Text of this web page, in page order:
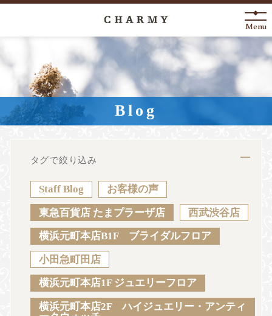
New Arrival
About
Engagement Ring
Anniversary
News Blog
Sustainability Voice Catalog
Menu
Blog
タグで絞り込み
Staff Blog お客様の声
東急百貨店 たまプラーザ店 西武渋谷店
横浜元町本店B1F ブライダルフロア
小田急町田店
横浜元町本店1F ジュエリーフロア
横浜元町本店2F ハイジュエリー・アンティ